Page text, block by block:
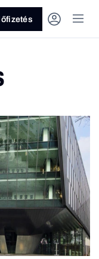
Legyél jobb!